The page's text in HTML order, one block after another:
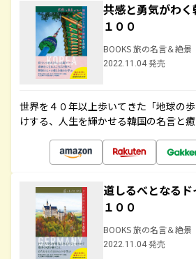
共感と勇気がわ
１００
BOOKS 旅の名言＆絶景
2022.11.04 発売
世界を４０年以上歩いてきた「地球の
けする、人生を輝かせる韓国の名言と
道しるべとなる
１００
BOOKS 旅の名言＆絶景
2022.11.04 発売